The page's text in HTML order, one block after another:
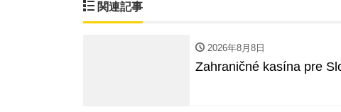
関連記事
2026年8月8日
Zahraničné kasína pre